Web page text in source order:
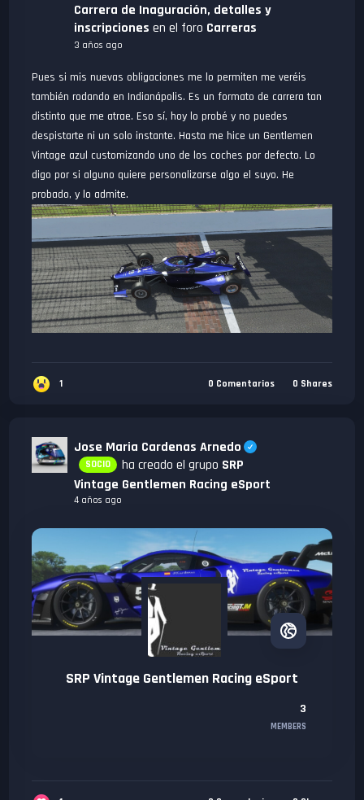
Carrera de Inaguración, detalles y
inscripciones en el foro Carreras
3 años ago
Pues si mis nuevas obligaciones me lo permiten me veréis
también rodando en Indianápolis. Es un formato de carrera tan
distinto que me atrae. Eso sí, hoy lo probé y no puedes
despistarte ni un solo instante. Hasta me hice un Gentlemen
Vintage azul customizando uno de los coches por defecto. Lo
digo por si alguno quiere personalizarse algo el suyo. He
probado, y lo admite.
1 0 Comentarios 0 Shares
Jose Maria Cardenas Arnedo
SOCIO ha creado el grupo SRP
Vintage Gentlemen Racing eSport
4 años ago
SRP Vintage Gentlemen Racing eSport
3
MEMBERS